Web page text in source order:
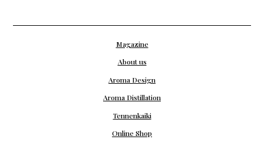
Magazine
About us
Aroma Design
Aroma Distillation
Tennenkaiki
Online Shop